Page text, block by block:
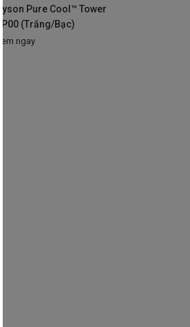
Dyson Pure Cool™ Tower
TP00 (Trắng/Bạc)
Xem ngay